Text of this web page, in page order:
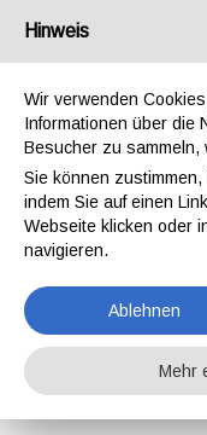
Hinweis
Wir verwenden
Informationen über die
Besucher zu sammeln,
Sie können
indem Sie auf einen
Webseite klicken oder
navigieren.
Ablehnen
Mehr